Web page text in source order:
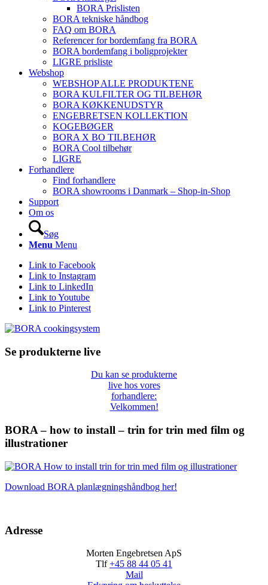
BORA Prislisten
BORA tekniske håndbog
FAQ om BORA
Referencer for bordemfang fra BORA
BORA bordemfang i boligprojekter
LIGRE prisliste
Webshop
WEBSHOP ALLE PRODUKTENE
BORA KULFILTER OG TILBEHØR
BORA KØKKENUDSTYR
ENGEBRETSEN KOLLEKTION
KOGEBØGER
BORA X BO TILBEHØR
BORA Cool tilbehør
LIGRE
Forhandlere
Find forhandlere
BORA showrooms i Danmark – Shop-in-Shop
Support
Om os
Søg
Menu Menu
Link to Facebook
Link to Instagram
Link to LinkedIn
Link to Youtube
Link to Pinterest
Se produkterne live
Du kan se produkterne
live hos vores
forhandlere:
Velkommen!
BORA – how to install – trin for trin med film og
illustrationer
Download BORA planlægningshåndbog her!
Adresse
Morten Engebretsen ApS
Tlf+45 88 44 05 41
Mail